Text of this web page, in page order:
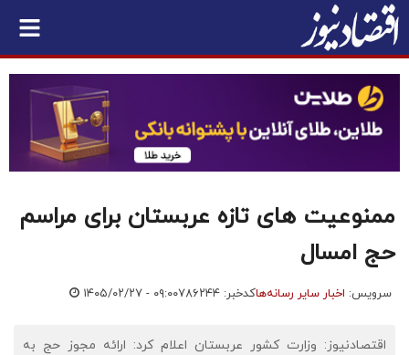
ممنوعیت های تازه عربستان برای مراسم
حج امسال
سرویس: اخبار سایر رسانه‌هاکدخبر: ۷۸۶۲۴۴ ۱۴۰۵/۰۲/۲۷ - ۰۹:۰۰
اقتصادنیوز: وزارت کشور عربستان اعلام کرد: ارائه مجوز حج به